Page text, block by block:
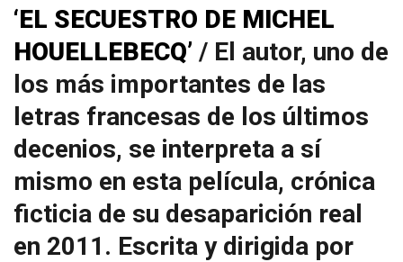
‘EL SECUESTRO DE MICHEL
HOUELLEBECQ’ / El autor, uno de
los más importantes de las
letras francesas de los últimos
decenios, se interpreta a sí
mismo en esta película, crónica
ficticia de su desaparición real
en 2011. Escrita y dirigida por